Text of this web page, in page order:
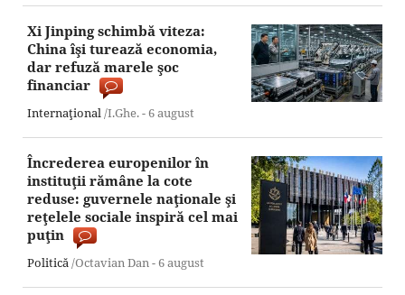
Xi Jinping schimbă viteza:
China îşi turează economia,
dar refuză marele şoc
financiar
Internaţional/I.Ghe. -6 august
Încrederea europenilor în
instituţii rămâne la cote
reduse: guvernele naţionale şi
reţelele sociale inspiră cel mai
puţin
Politică/Octavian Dan -6 august